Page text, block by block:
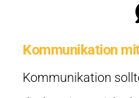
Kommunikation
Kommunikation